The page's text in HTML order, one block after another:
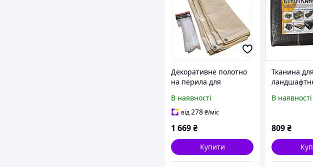
Декоративне полотно
на перила для
8889P5T93
В наявності
від278₴/міс
1 669₴
Купити
Тканина для
88XB51459
В наявності
809₴